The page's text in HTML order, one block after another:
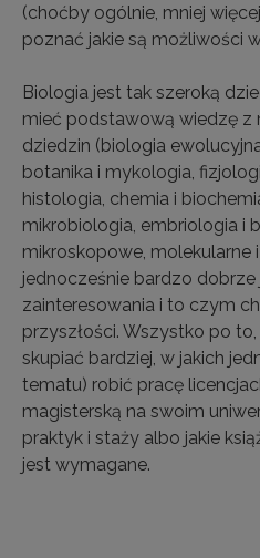
(choćby ogólnie, mniej
poznać jakie są możliwości
Biologia jest tak szeroką
mieć podstawową wiedzę z
dziedzin (biologia
botanika i mykologia,
histologia, chemia i
mikrobiologia, embriologia i
mikroskopowe,
jednocześnie bardzo
zainteresowania i to czym
przyszłości. Wszystko po
skupiać bardziej, w jakich
tematu) robić pracę
magisterską na swoim
praktyk i staży albo jakie
jest wymagane.